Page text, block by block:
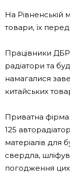
На Рівненській
товари, їх
Працівники ДБР
радіатори та
намагалися
китайських
Приватна
125
матеріалів для
свердла,
погодження цих